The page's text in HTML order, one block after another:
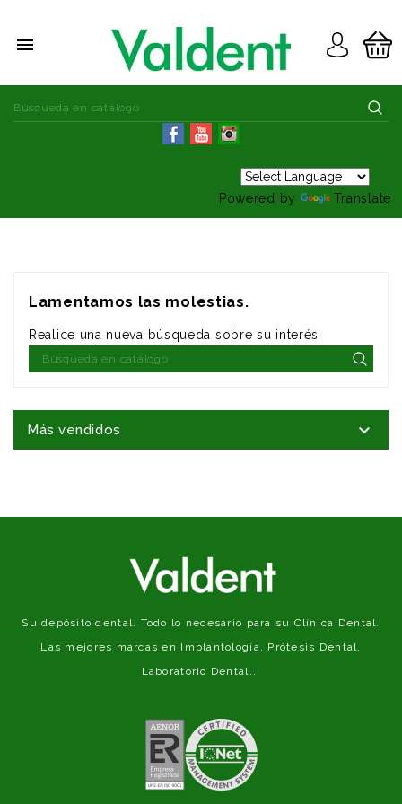

Powered by Translate
Lamentamos las molestias.
Realice una nueva búsqueda sobre su interés
Más vendidos 
Su depósito dental. Todo lo necesario para su Clínica Dental.
Las mejores marcas en Implantología, Prótesis Dental,
Laboratorio Dental...